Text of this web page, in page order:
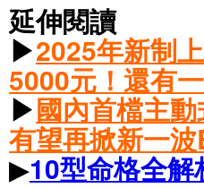
延伸閱讀
▶2025年新制
5000元！還有
▶國內首檔主
有望再掀新一
▶10型命格全